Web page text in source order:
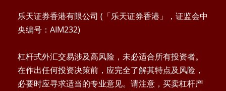
乐天证券香港有限公司 (「乐天证券香港」，证监会中
央编号：AIM232)
杠杆式外汇交易涉及高风险，未必适合所有投资者。
在作出任何投资决策前，应完全了解其特点及风险，
必要时应寻求适当的专业意见。请注意，买卖杠杆产